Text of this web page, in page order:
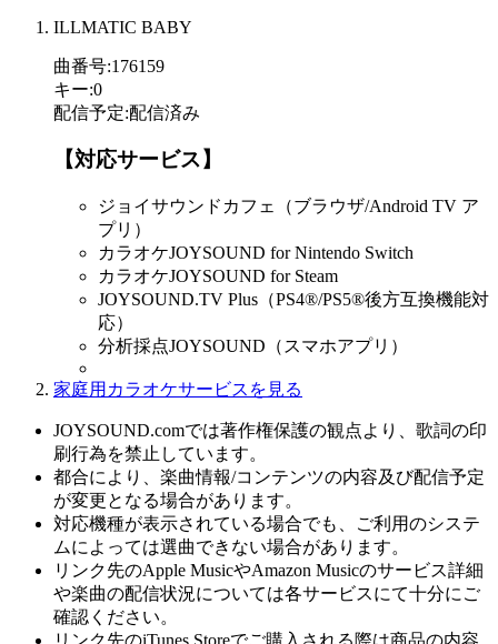
ILLMATIC BABY
曲番号:176159
キー:0
配信予定:配信済み
【対応サービス】
ジョイサウンドカフェ（ブラウザ/Android TV ア
プリ）
カラオケJOYSOUND for Nintendo Switch
カラオケJOYSOUND for Steam
JOYSOUND.TV Plus（PS4®/PS5®後方互換機能対
応）
分析採点JOYSOUND（スマホアプリ）
家庭用カラオケサービスを見る
JOYSOUND.comでは著作権保護の観点より、歌詞の印
刷行為を禁止しています。
都合により、楽曲情報/コンテンツの内容及び配信予定
が変更となる場合があります。
対応機種が表示されている場合でも、ご利用のシステ
ムによっては選曲できない場合があります。
リンク先のApple MusicやAmazon Musicのサービス詳細
や楽曲の配信状況については各サービスにて十分にご
確認ください。